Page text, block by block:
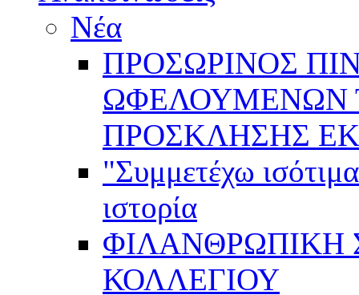
Νέα
ΠΡΟΣΩΡΙΝΟΣ
ΩΦΕΛΟΥΜΕΝΩΝ
ΠΡΟΣΚΛΗΣΗΣ
"Συμμετέχω
ιστορία
ΦΙΛΑΝΘΡΩΠΙΚΗ
ΚΟΛΛΕΓΙΟΥ